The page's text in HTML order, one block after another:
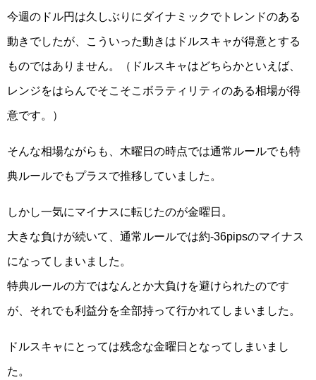
今週のドル円は久しぶりにダイナミックでトレンドのある
動きでしたが、こういった動きはドルスキャが得意とする
ものではありません。（ドルスキャはどちらかといえば、
レンジをはらんでそこそこボラティリティのある相場が得
意です。）
そんな相場ながらも、木曜日の時点では通常ルールでも特
典ルールでもプラスで推移していました。
しかし一気にマイナスに転じたのが金曜日。
大きな負けが続いて、通常ルールでは約-36pipsのマイナス
になってしまいました。
特典ルールの方ではなんとか大負けを避けられたのです
が、それでも利益分を全部持って行かれてしまいました。
ドルスキャにとっては残念な金曜日となってしまいまし
た。